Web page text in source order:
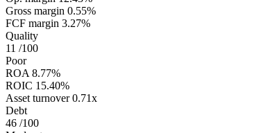
Gross margin 0.55%
FCF margin 3.27%
Quality
11 /100
Poor
ROA 8.77%
ROIC 15.40%
Asset turnover 0.71x
Debt
46 /100